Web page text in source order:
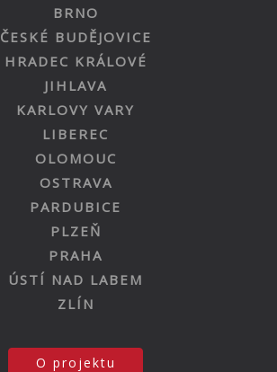
BRNO
ČESKÉ BUDĚJOVICE
HRADEC KRÁLOVÉ
JIHLAVA
KARLOVY VARY
LIBEREC
OLOMOUC
OSTRAVA
PARDUBICE
PLZEŇ
PRAHA
ÚSTÍ NAD LABEM
ZLÍN
O projektu